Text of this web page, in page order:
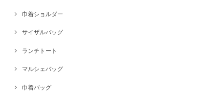
巾着ショルダー
サイザルバッグ
ランチトート
マルシェバッグ
巾着バッグ